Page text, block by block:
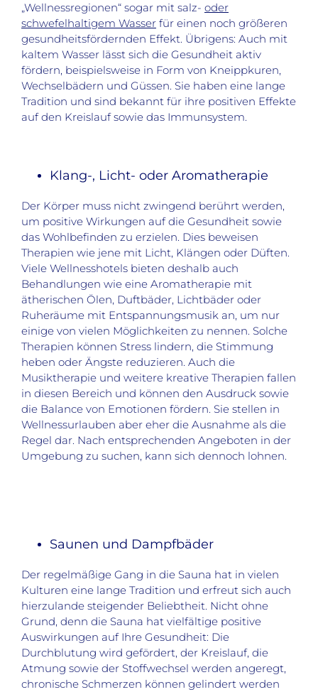
„Wellnessregionen“ sogar mit salz- oder
schwefelhaltigem Wasserfür einen noch größeren
gesundheitsfördernden Effekt. Übrigens: Auch mit
kaltem Wasser lässt sich die Gesundheit aktiv
fördern, beispielsweise in Form von Kneippkuren,
Wechselbädern und Güssen. Sie haben eine lange
Tradition und sind bekannt für ihre positiven Effekte
auf den Kreislauf sowie das Immunsystem.
Klang-, Licht- oder Aromatherapie
Der Körper muss nicht zwingend berührt werden,
um positive Wirkungen auf die Gesundheit sowie
das Wohlbefinden zu erzielen. Dies beweisen
Therapien wie jene mit Licht, Klängen oder Düften.
Viele Wellnesshotels bieten deshalb auch
Behandlungen wie eine Aromatherapie mit
ätherischen Ölen, Duftbäder, Lichtbäder oder
Ruheräume mit Entspannungsmusik an, um nur
einige von vielen Möglichkeiten zu nennen. Solche
Therapien können Stress lindern, die Stimmung
heben oder Ängste reduzieren. Auch die
Musiktherapie und weitere kreative Therapien fallen
in diesen Bereich und können den Ausdruck sowie
die Balance von Emotionen fördern. Sie stellen in
Wellnessurlauben aber eher die Ausnahme als die
Regel dar. Nach entsprechenden Angeboten in der
Umgebung zu suchen, kann sich dennoch lohnen.
Saunen und Dampfbäder
Der regelmäßige Gang in die Sauna hat in vielen
Kulturen eine lange Tradition und erfreut sich auch
hierzulande steigender Beliebtheit. Nicht ohne
Grund, denn die Sauna hat vielfältige positive
Auswirkungen auf Ihre Gesundheit: Die
Durchblutung wird gefördert, der Kreislauf, die
Atmung sowie der Stoffwechsel werden angeregt,
chronische Schmerzen können gelindert werden